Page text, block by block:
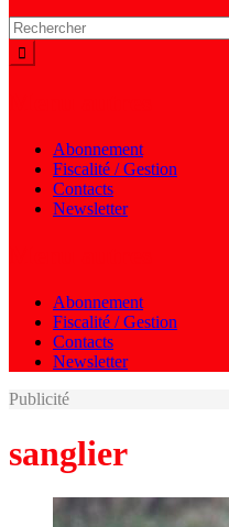
Abonnement
Fiscalité / Gestion
Contacts
Newsletter
Abonnement
Fiscalité / Gestion
Contacts
Newsletter
Publicité
sanglier